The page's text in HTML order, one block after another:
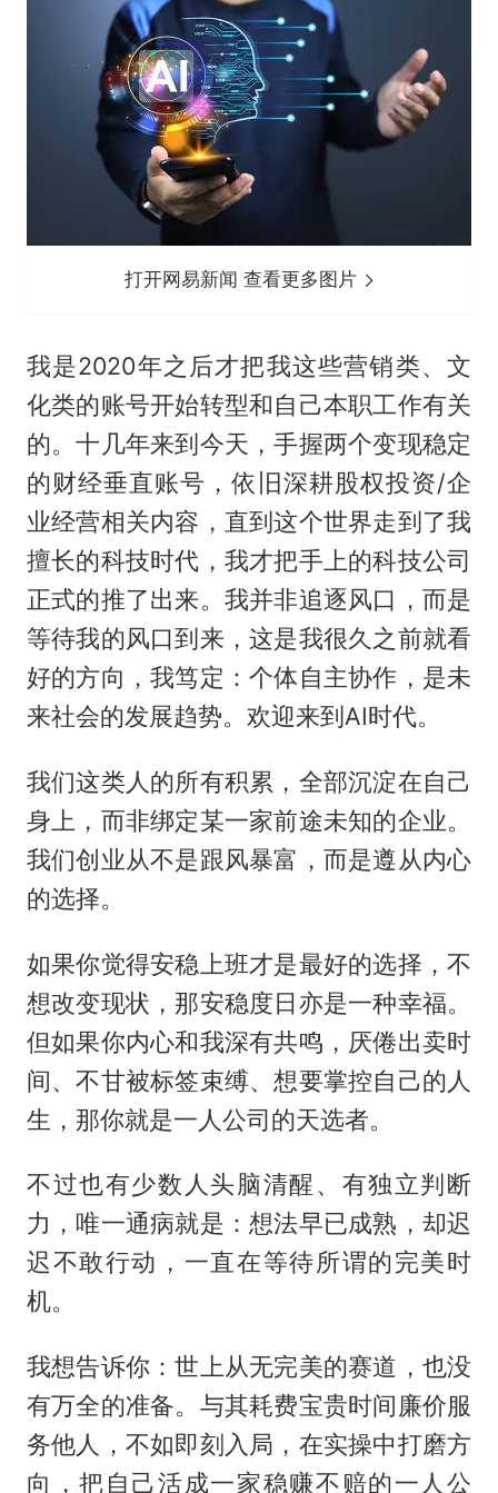
打开网易新闻 查看更多图片
我是2020年之后才把我这些营销类、文
化类的账号开始转型和自己本职工作有关
的。十几年来到今天，手握两个变现稳定
的财经垂直账号，依旧深耕股权投资/企
业经营相关内容，直到这个世界走到了我
擅长的科技时代，我才把手上的科技公司
正式的推了出来。我并非追逐风口，而是
等待我的风口到来，这是我很久之前就看
好的方向，我笃定：个体自主协作，是未
来社会的发展趋势。欢迎来到AI时代。
我们这类人的所有积累，全部沉淀在自己
身上，而非绑定某一家前途未知的企业。
我们创业从不是跟风暴富，而是遵从内心
的选择。
如果你觉得安稳上班才是最好的选择，不
想改变现状，那安稳度日亦是一种幸福。
但如果你内心和我深有共鸣，厌倦出卖时
间、不甘被标签束缚、想要掌控自己的人
生，那你就是一人公司的天选者。
不过也有少数人头脑清醒、有独立判断
力，唯一通病就是：想法早已成熟，却迟
迟不敢行动，一直在等待所谓的完美时
机。
我想告诉你：世上从无完美的赛道，也没
有万全的准备。与其耗费宝贵时间廉价服
务他人，不如即刻入局，在实操中打磨方
向，把自己活成一家稳赚不赔的一人公